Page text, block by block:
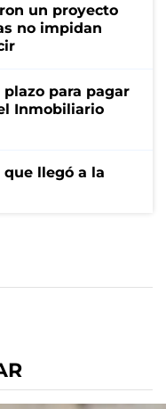
un proyecto
no impidan
para pagar
Inmobiliario
llegó a la